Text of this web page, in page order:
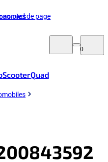
au pied de page
0
ScooterQuad